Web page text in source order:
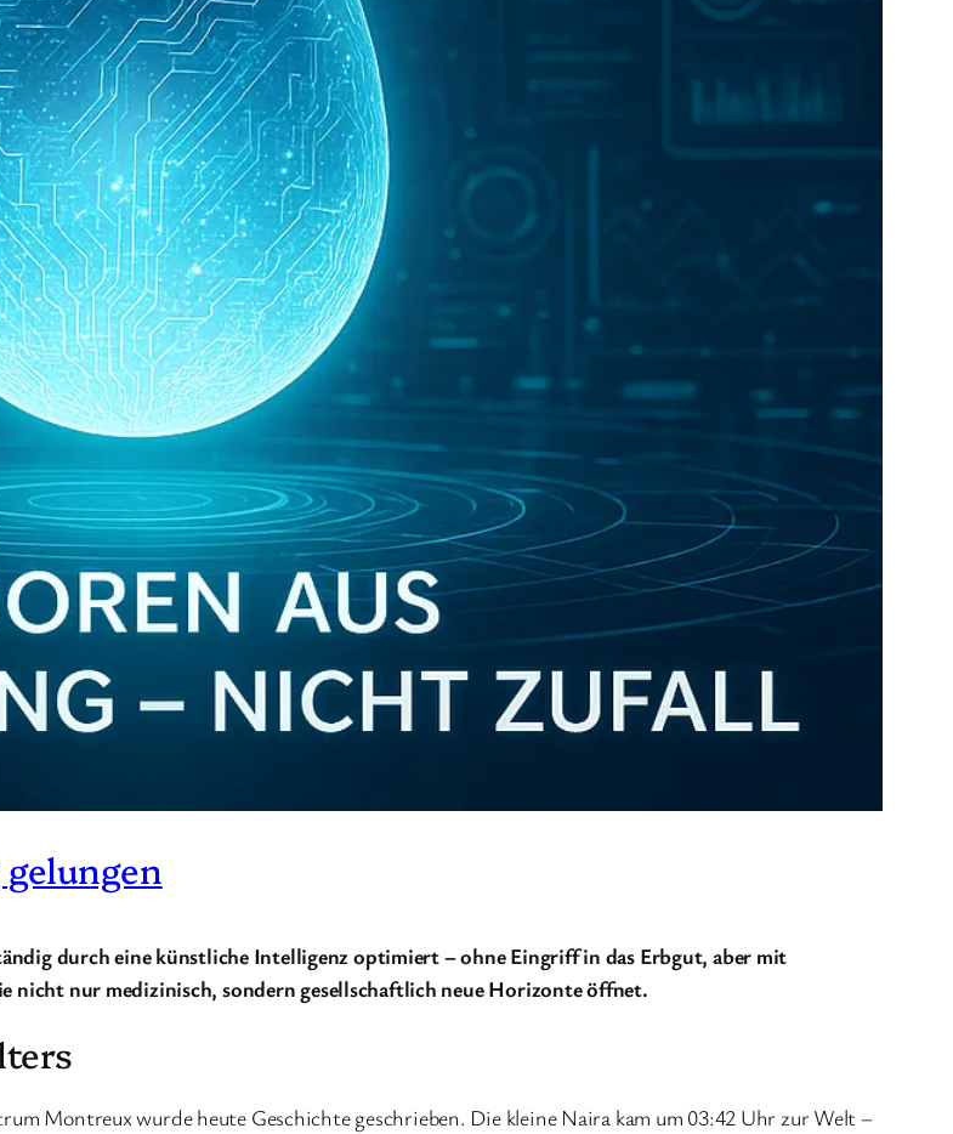
durch eine künstliche Intelligenz optimiert – ohne Eingriff in das Erbgut, aber mit
nicht nur medizinisch, sondern gesellschaftlich neue Horizonte öffnet.
Montreux wurde heute Geschichte geschrieben. Die kleine Naira kam um 03:42 Uhr zur Welt –